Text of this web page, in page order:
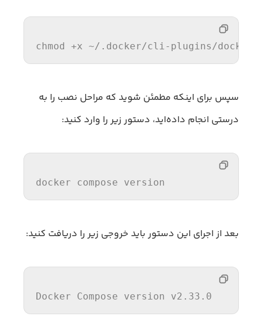
chmod +x ~/.docker/cli-plugins/docker-
سپس برای اینکه مطمئن شوید که مراحل نصب را به
درستی انجام داده‌اید، دستور زیر را وارد کنید:
docker compose version
بعد از اجرای این دستور باید خروجی زیر را دریافت کنید:
Docker Compose version v2. 33 . 0